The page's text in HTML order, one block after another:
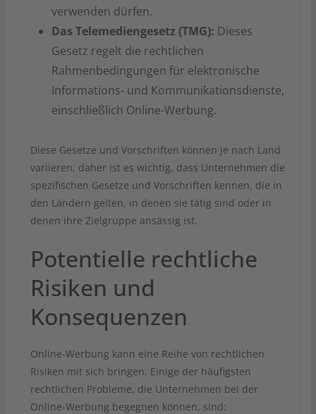
verwenden dürfen.
Das Telemediengesetz (TMG): Dieses
Gesetz regelt die rechtlichen
Rahmenbedingungen für elektronische
Informations- und Kommunikationsdienste,
einschließlich Online-Werbung.
Diese Gesetze und Vorschriften können je nach Land
variieren, daher ist es wichtig, dass Unternehmen die
spezifischen Gesetze und Vorschriften kennen, die in
den Ländern gelten, in denen sie tätig sind oder in
denen ihre Zielgruppe ansässig ist.
Potentielle rechtliche
Risiken und
Konsequenzen
Online-Werbung kann eine Reihe von rechtlichen
Risiken mit sich bringen. Einige der häufigsten
rechtlichen Probleme, die Unternehmen bei der
Online-Werbung begegnen können, sind: